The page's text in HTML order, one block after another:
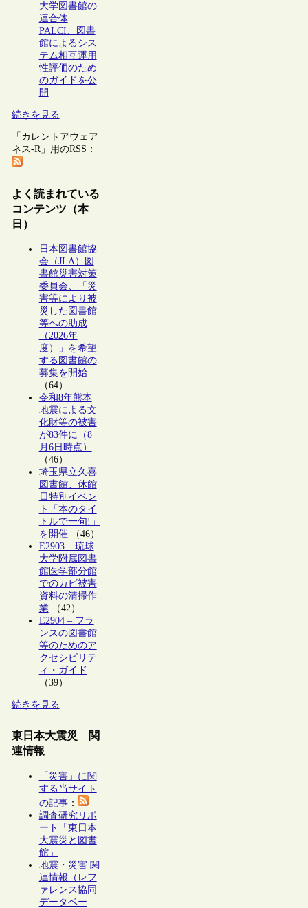
大学図書館の
連合体
PALCI、図書
館によるシス
テム相互運用
性評価のため
のガイドを公
開
続きを見る
「カレントアウェア
ネス-R」用のRSS：
よく読まれている
コンテンツ（本
日）
日本図書館協
会（JLA）図
書館災害対策
委員会、「災
害等により被
災した図書館
等への助成
（2026年
度）」を希望
する図書館の
募集を開始
（64）
令和8年熊本
地震による文
化財等の被害
が83件に（8
月6日時点）
（46）
埼玉県立久喜
図書館、休館
日特別イベン
ト「本のタイ
トルで一句!」
を開催（46）
E2903 – 琉球
大学附属図書
館医学部分館
でのカビ被害
資料の清掃作
業（42）
E2904 – フラ
ンスの図書館
等のためのア
クセシビリテ
ィ・ガイド
（39）
続きを見る
東日本大震災 関
連情報
「災害」に関
する当サイト
の記事：
調査研究リポ
ート「東日本
大震災と図書
館」
地震・災害 関
連情報（レフ
ァレンス協同
データベー